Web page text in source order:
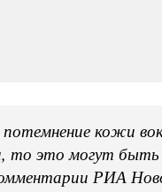
потемнение кожи
то это могут
РИА